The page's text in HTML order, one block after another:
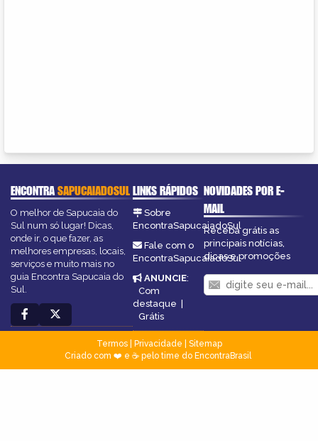
ENCONTRASAPUCAIADOSUL
O melhor de Sapucaia do
Sul num só lugar! Dicas,
onde ir, o que fazer, as
melhores empresas, locais,
serviços e muito mais no
guia Encontra Sapucaia do
Sul.
LINKS RÁPIDOS
Sobre
EncontraSapucaiadoSul
Fale com o
EncontraSapucaiadoSul
ANUNCIE:
Com
destaque |
Grátis
NOVIDADES POR E-
MAIL
Receba grátis as
principais notícias,
dicas e promoções
Termos| Privacidade
Sitemap
Criado com ❤️ e ☕ pelo time do EncontraBrasil